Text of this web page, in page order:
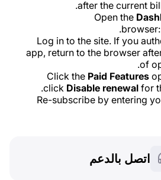
after the current
Open the
browser:
.
Log in to the site. If you
app, return to the browser
of
Click the Paid Features
click Disable renewal for
Re-subscribe by entering
اتصل بالدعم